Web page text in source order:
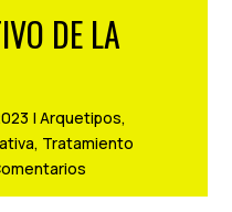
DE LA
|Arquetipos,
, Tratamiento